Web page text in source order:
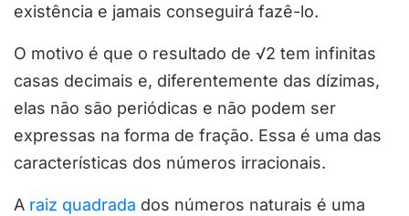
existência e jamais conseguirá fazê-lo.
O motivo é que o resultado de √2 tem infinitas
casas decimais e, diferentemente das dízimas,
elas não são periódicas e não podem ser
expressas na forma de fração. Essa é uma das
características dos números irracionais.
A raiz quadrada dos números naturais é uma